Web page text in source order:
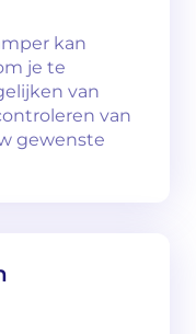
kan
je te
van
van
gewenste